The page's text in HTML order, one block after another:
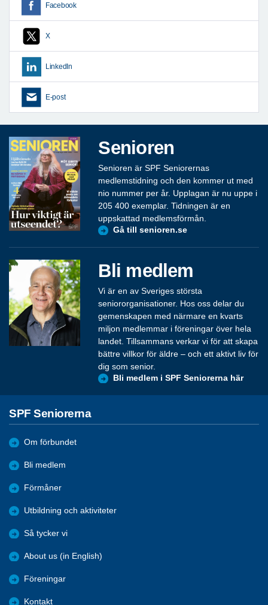
Facebook
X
LinkedIn
E-post
Senioren
Senioren är SPF Seniorernas
medlemstidning och den kommer ut med
nio nummer per år. Upplagan är nu uppe i
205 400 exemplar. Tidningen är en
uppskattad medlemsförmån.
Gå till senioren.se
Bli medlem
Vi är en av Sveriges största
seniororganisationer. Hos oss delar du
gemenskapen med närmare en kvarts
miljon medlemmar i föreningar över hela
landet. Tillsammans verkar vi för att skapa
bättre villkor för äldre – och ett aktivt liv för
dig som senior.
Bli medlem i SPF Seniorerna här
SPF Seniorerna
Om förbundet
Bli medlem
Förmåner
Utbildning och aktiviteter
Så tycker vi
About us (in English)
Föreningar
Kontakt